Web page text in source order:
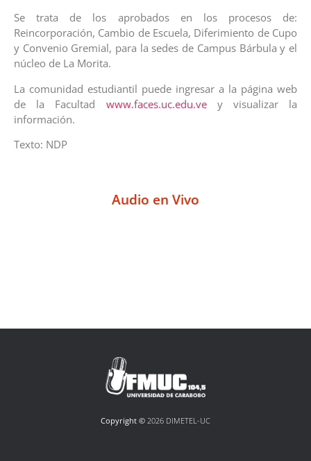
Se trata de los aprobados en los procesos de:
Reincorporación, Cambio de Escuela, Diferimiento de Cupo
y Convenio Gremial, para la sedes de Campus Bárbula y el
núcleo de La Morita.
La comunidad estudiantil puede ingresar a la página web
de la Facultad www.faces.uc.edu.vey visualizar la
información.
Texto: NDP
Audio en Vivo
Copyright © 2026 DIMETEL-UC